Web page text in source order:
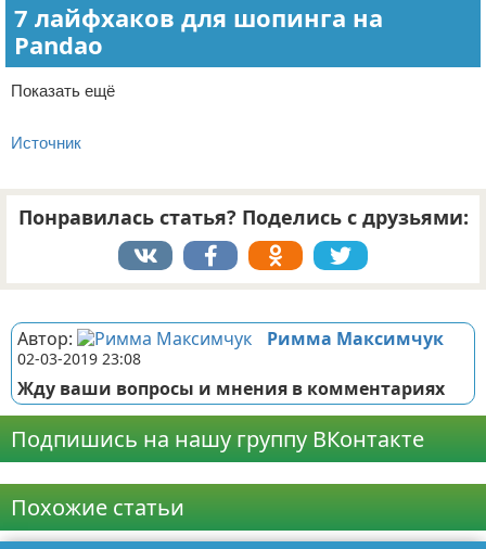
7 лайфхаков для шопинга на
Pandao
Показать ещё
Источник
Понравилась статья? Поделись с друзьями:
Автор: Римма Максимчук
02-03-2019 23:08
Жду ваши вопросы и мнения в комментариях
Подпишись на нашу группу ВКонтакте
Похожие статьи